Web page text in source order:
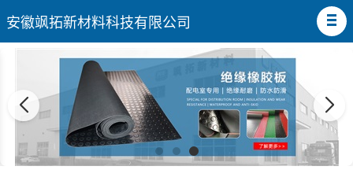
安徽飒拓新材料科技有限公司